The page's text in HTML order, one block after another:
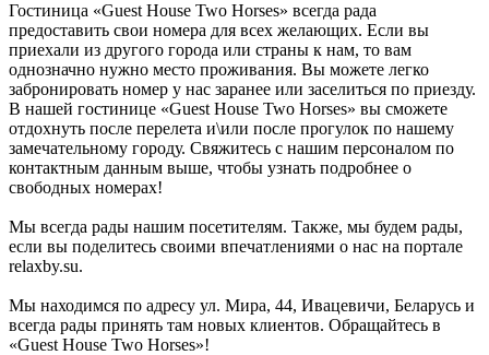
Гостиница «Guest House Two Horses» всегда рада
предоставить свои номера для всех желающих. Если вы
приехали из другого города или страны к нам, то вам
однозначно нужно место проживания. Вы можете легко
забронировать номер у нас заранее или заселиться по приезду.
В нашей гостинице «Guest House Two Horses» вы сможете
отдохнуть после перелета и\или после прогулок по нашему
замечательному городу. Свяжитесь с нашим персоналом по
контактным данным выше, чтобы узнать подробнее о
свободных номерах!
Мы всегда рады нашим посетителям. Также, мы будем рады,
если вы поделитесь своими впечатлениями о нас на портале
relaxby.su.
Мы находимся по адресу ул. Мира, 44, Ивацевичи, Беларусь и
всегда рады принять там новых клиентов. Обращайтесь в
«Guest House Two Horses»!